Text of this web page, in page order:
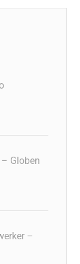
Globen
–